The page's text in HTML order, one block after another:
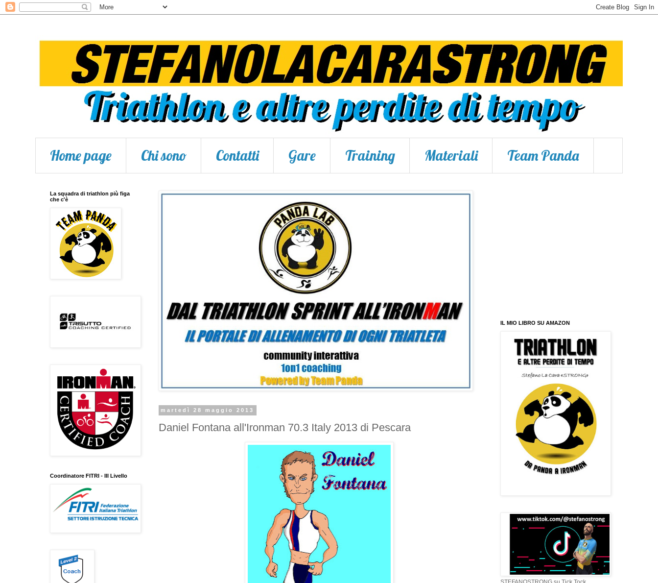
Home page Chi sono Contatti Gare Training Materiali Team Panda
martedì 28 maggio 2013
Daniel Fontana all'Ironman 70.3 Italy 2013 di Pescara
La squadra di triathlon più figa
che c'è
Coordinatore FITRI - III Livello
IL MIO LIBRO SU AMAZON